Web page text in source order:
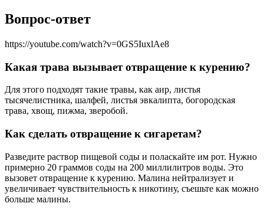
Вопрос-ответ
https://youtube.com/watch?v=0GS5IuxlAe8
Какая трава вызывает отвращение к курению?
Для этого подходят такие травы, как аир, листья
тысячелистника, шалфей, листья эвкалипта, богородская
трава, хвощ, пижма, зверобой.
Как сделать отвращение к сигаретам?
Разведите раствор пищевой соды и поласкайте им рот. Нужно
примерно 20 граммов соды на 200 миллилитров воды. Это
вызовет отвращение к курению. Малина нейтрализует и
увеличивает чувствительность к никотину, съешьте как можно
больше малины.